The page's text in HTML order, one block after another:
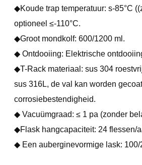
◆Koude trap temperatuur: s-85°C
optioneel ≤-110°C.
◆Groot mondkolf: 600/1200 ml.
◆ Ontdooiing: Elektrische
◆T-Rack materiaal: sus 304
sus 316L, de val kan worden
corrosiebestendigheid.
◆ Vacuümgraad: ≤ 1 pa (zonder
◆Flask hangcapaciteit: 24 flessen/
◆ Een auberginevormige lask: 100/